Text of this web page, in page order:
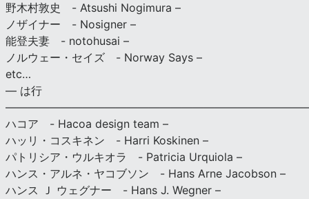
野木村敦史 - Atsushi Nogimura –
ノザイナー - Nosigner –
能登夫妻 - notohusai –
ノルウェー・セイズ - Norway Says –
etc…
— は行
ハコア - Hacoa design team –
ハッリ・コスキネン - Harri Koskinen –
パトリシア・ウルキオラ - Patricia Urquiola –
ハンス・アルネ・ヤコブソン - Hans Arne Jacobson –
ハンス Ｊ ウェグナー - Hans J. Wegner –